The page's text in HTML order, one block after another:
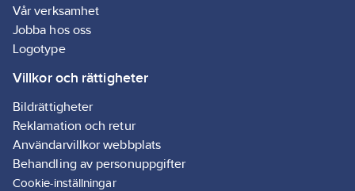
Ean
artikelnr:
7330778601721
Ägarens
Materialklass GG45
Vår verksamhet
Jobba hos oss
Logotype
Villkor och rättigheter
Bildrättigheter
Reklamation och retur
Användarvillkor webbplats
Behandling av personuppgifter
Cookie-inställningar